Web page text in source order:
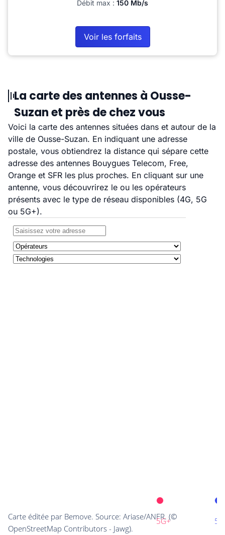
Débit max : 150 Mb/s
Voir les forfaits
La carte des antennes à Ousse-
Suzan et près de chez vous
Voici la carte des antennes situées dans et autour de la
ville de Ousse-Suzan. En indiquant une adresse
postale, vous obtiendrez la distance qui sépare cette
adresse des antennes Bouygues Telecom, Free,
Orange et SFR les plus proches. En cliquant sur une
antenne, vous découvrirez le ou les opérateurs
présents avec le type de réseau disponibles (4G, 5G
ou 5G+).